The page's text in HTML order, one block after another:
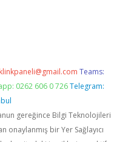
Teams:
0262 606 0 726 Telegram:
gereğince Bilgi Teknolojileri
onaylanmış bir Yer Sağlayıcı